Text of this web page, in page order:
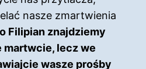
nasze zmartwienia
Filipian znajdziemy
martwcie, lecz we
wasze prośby